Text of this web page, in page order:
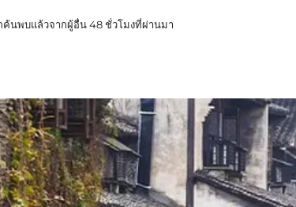
ค้นพบแล้วจากผู้อื่น 48 ชั่วโมงที่ผ่านมา